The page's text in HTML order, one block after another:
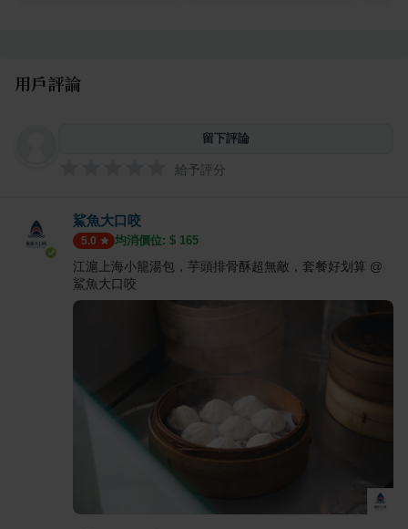
用戶評論
留下評論
給予評分
鯊魚大口咬
5.0 均消價位: $ 165
江滬上海小籠湯包，芋頭排骨酥超無敵，套餐好划算 @
鯊魚大口咬